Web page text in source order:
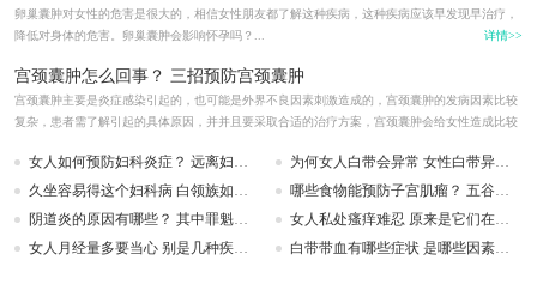
卵巢囊肿对女性的危害是很大的，相信女性朋友都了解这种疾病，这种疾病应该早发现早治疗，
降低对身体的危害。卵巢囊肿会影响怀孕吗？...
详情>>
宫颈囊肿怎么回事？ 三招预防宫颈囊肿
宫颈囊肿主要是炎症感染引起的，也可能是外界不良因素刺激造成的，宫颈囊肿的发病因素比较
复杂，患者需了解引起的具体原因，并并且要采取合适的治疗方案，宫颈囊肿会给女性造成比较
女人如何预防妇科炎症？ 远离妇科炎症要这样做
为何女人白带会异常 女性白带异常如何饮食
久坐容易得这个妇科病 白领族如何预防附件炎
哪些食物能预防子宫肌瘤？ 五谷杂粮不可少
阴道炎的原因有哪些？ 其中罪魁祸首你知道吗
女人私处瘙痒难忍 原来是它们在作怪
女人月经量多要当心 别是几种疾病导致的
白带带血有哪些症状 是哪些因素引起的呢？